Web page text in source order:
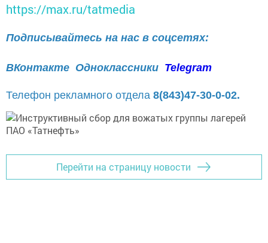
https://max.ru/tatmedia
Подписывайтесь на нас в соцсетях:
ВКонтакте Одноклассники Telegram
Телефон рекламного отдела 8(843)47-30-0-02.
Перейти на страницу новости